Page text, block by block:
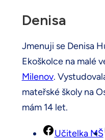
Denisa
Jmenuji se Denisa
Ekoškolce na malé
Milenov.
mateřské školy na
mám 14 let.
Učitelka MŠ